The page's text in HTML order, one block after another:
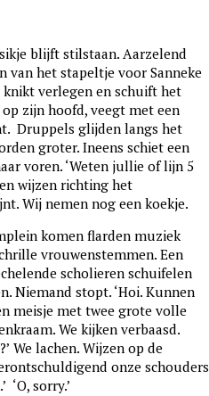
blijft stilstaan. Aarzelend
van het stapeltje voor Sanneke
knikt verlegen en schuift het
zijn hoofd, veegt met een
Druppels glijden langs het
groter. Ineens schiet een
voren. ‘Weten jullie of lijn 5
wijzen richting het
Wij nemen nog een koekje.
komen flarden muziek
vrouwenstemmen. Een
scholieren schuifelen
Niemand stopt. ‘Hoi. Kunnen
meisje met twee grote volle
We kijken verbaasd.
We lachen. Wijzen op de
onze schouders
‘O, sorry.’